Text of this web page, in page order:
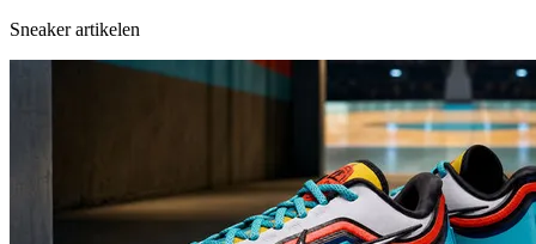
Sneaker artikelen